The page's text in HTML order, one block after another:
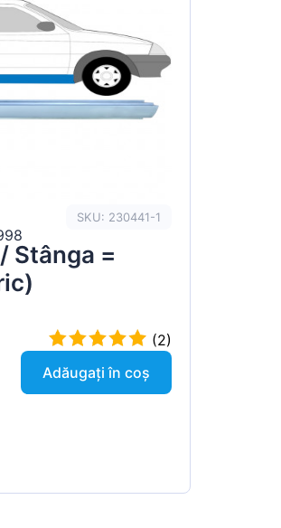
Skoda
Suzuki
SKU: 230441-1
Stânga =
(2)
Adăugați în coș